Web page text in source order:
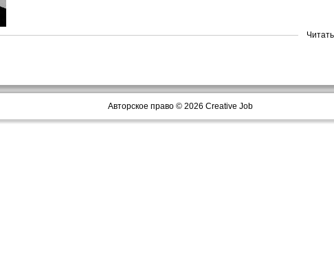
Авторское право © 2026 Creative Job